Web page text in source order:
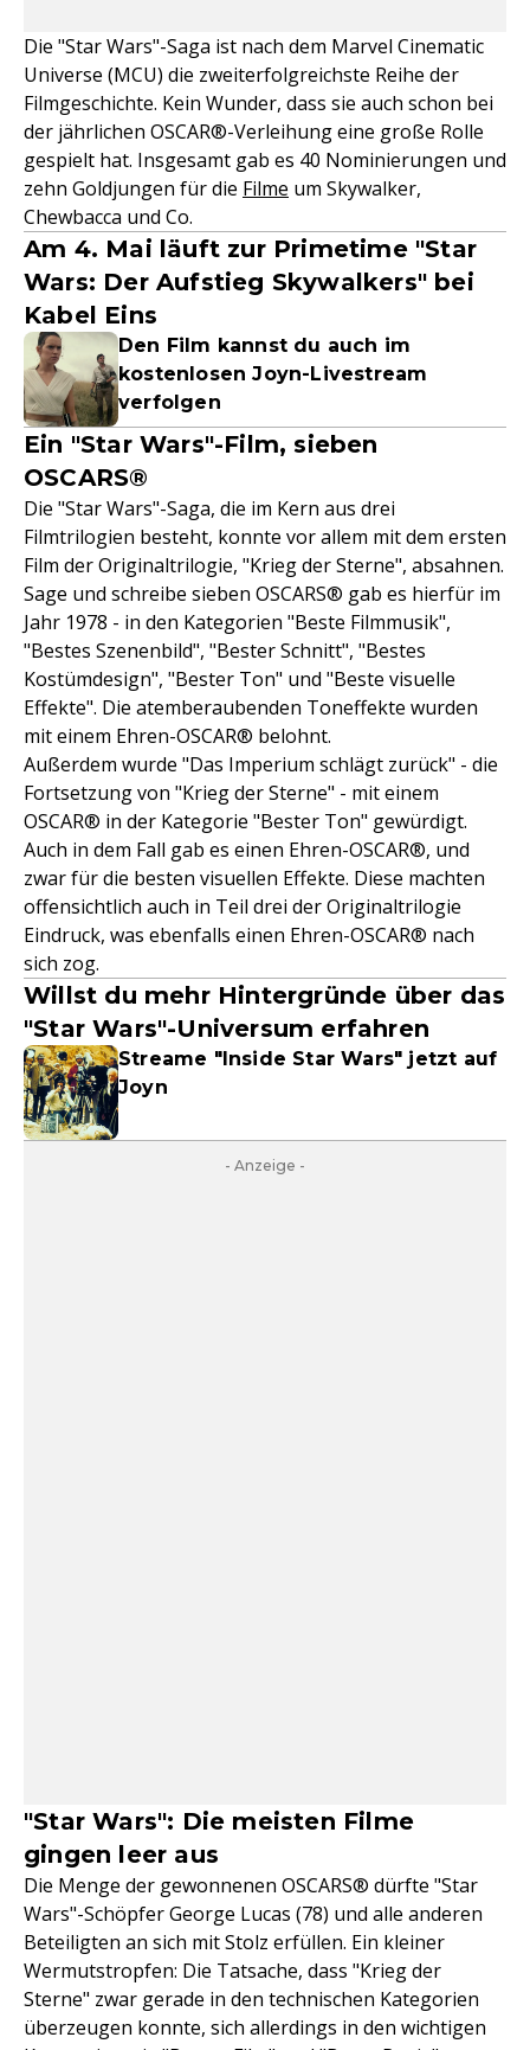
Die "Star Wars"-Saga ist nach dem Marvel Cinematic
Universe (MCU) die zweiterfolgreichste Reihe der
Filmgeschichte. Kein Wunder, dass sie auch schon bei
der jährlichen OSCAR®-Verleihung eine große Rolle
gespielt hat. Insgesamt gab es 40 Nominierungen und
zehn Goldjungen für die Filme um Skywalker,
Chewbacca und Co.
Am 4. Mai läuft zur Primetime "Star
Wars: Der Aufstieg Skywalkers" bei
Kabel Eins
Den Film kannst du auch im
kostenlosen Joyn-Livestream
verfolgen
Ein "Star Wars"-Film, sieben
OSCARS®
Die "Star Wars"-Saga, die im Kern aus drei
Filmtrilogien besteht, konnte vor allem mit dem ersten
Film der Originaltrilogie, "Krieg der Sterne", absahnen.
Sage und schreibe sieben OSCARS® gab es hierfür im
Jahr 1978 - in den Kategorien "Beste Filmmusik",
"Bestes Szenenbild", "Bester Schnitt", "Bestes
Kostümdesign", "Bester Ton" und "Beste visuelle
Effekte". Die atemberaubenden Toneffekte wurden
mit einem Ehren-OSCAR® belohnt.
Außerdem wurde "Das Imperium schlägt zurück" - die
Fortsetzung von "Krieg der Sterne" - mit einem
OSCAR® in der Kategorie "Bester Ton" gewürdigt.
Auch in dem Fall gab es einen Ehren-OSCAR®, und
zwar für die besten visuellen Effekte. Diese machten
offensichtlich auch in Teil drei der Originaltrilogie
Eindruck, was ebenfalls einen Ehren-OSCAR® nach
sich zog.
Willst du mehr Hintergründe über das
"Star Wars"-Universum erfahren
Streame "Inside Star Wars" jetzt auf
Joyn
- Anzeige -
"Star Wars": Die meisten Filme
gingen leer aus
Die Menge der gewonnenen OSCARS® dürfte "Star
Wars"-Schöpfer George Lucas (78) und alle anderen
Beteiligten an sich mit Stolz erfüllen. Ein kleiner
Wermutstropfen: Die Tatsache, dass "Krieg der
Sterne" zwar gerade in den technischen Kategorien
überzeugen konnte, sich allerdings in den wichtigen